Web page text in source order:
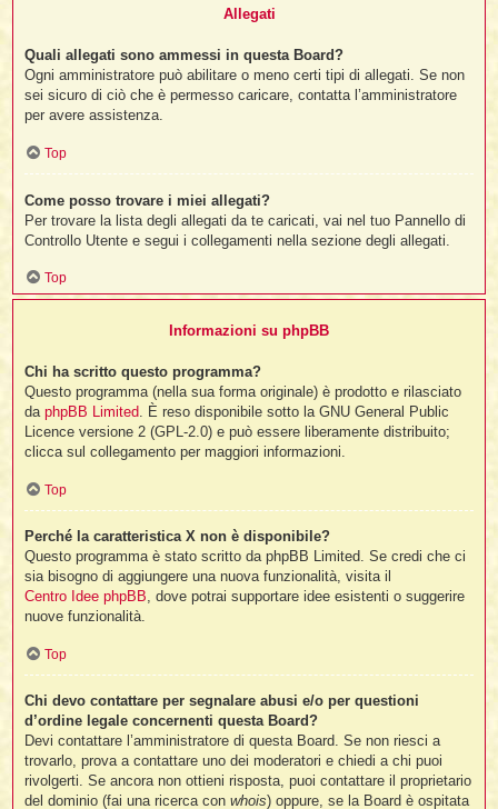
Allegati
Quali allegati sono ammessi in questa Board?
Ogni amministratore può abilitare o meno certi tipi di allegati. Se non
sei sicuro di ciò che è permesso caricare, contatta l’amministratore
per avere assistenza.
Top
Come posso trovare i miei allegati?
Per trovare la lista degli allegati da te caricati, vai nel tuo Pannello di
Controllo Utente e segui i collegamenti nella sezione degli allegati.
Top
Informazioni su phpBB
Chi ha scritto questo programma?
Questo programma (nella sua forma originale) è prodotto e rilasciato
daphpBB Limited. È reso disponibile sotto la GNU General Public
Licence versione 2 (GPL-2.0) e può essere liberamente distribuito;
clicca sul collegamento per maggiori informazioni.
Top
Perché la caratteristica X non è disponibile?
Questo programma è stato scritto da phpBB Limited. Se credi che ci
sia bisogno di aggiungere una nuova funzionalità, visita il
Centro Idee phpBB, dove potrai supportare idee esistenti o suggerire
nuove funzionalità.
Top
Chi devo contattare per segnalare abusi e/o per questioni
d’ordine legale concernenti questa Board?
Devi contattare l’amministratore di questa Board. Se non riesci a
trovarlo, prova a contattare uno dei moderatori e chiedi a chi puoi
rivolgerti. Se ancora non ottieni risposta, puoi contattare il proprietario
del dominio (fai una ricerca conwhois) oppure, se la Board è ospitata